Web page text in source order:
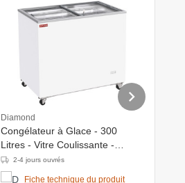
Diamond
Congélateur à Glace - 300
Litres - Vitre Coulissante -
1015x635x(h)890mm
2-4 jours ouvrés
Fiche technique du produit